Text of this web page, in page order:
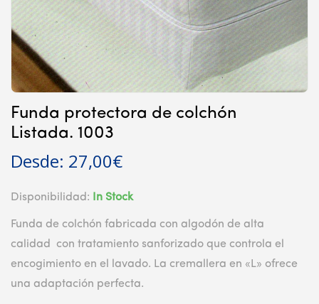
Funda protectora de colchón
Listada. 1003
Desde: 27,00€
Disponibilidad: In Stock
Funda de colchón fabricada con algodón de alta
calidad con tratamiento sanforizado que controla el
encogimiento en el lavado. La cremallera en «L» ofrece
una adaptación perfecta.